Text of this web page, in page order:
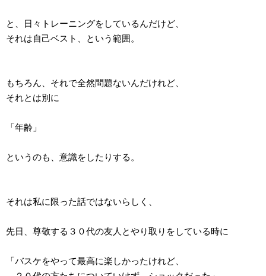
と、日々トレーニングをしているんだけど、
それは自己ベスト、という範囲。
もちろん、それで全然問題ないんだけれど、
それとは別に
「年齢」
というのも、意識をしたりする。
それは私に限った話ではないらしく、
先日、尊敬する３０代の友人とやり取りをしている時に
「バスケをやって最高に楽しかったけれど、